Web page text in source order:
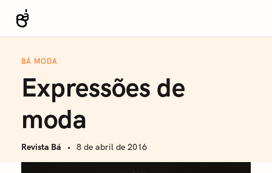
i
Revista Bá
BÁ MODA
Expressões de
moda
Revista Bá 8 de abril de 2016